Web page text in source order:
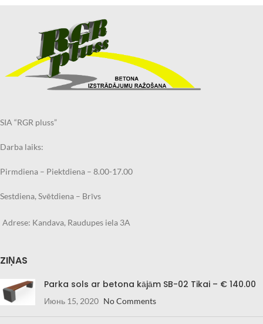
lūdzu izvēlieties “Saņemt
Kandavā” un piezīmēs
norādiet filiāli, kurā plāksnīti
vēlaties saņemt.
Pasūtīto piemiņas plāksnīti
iespējams arī saņemt Jūsu
norādītajā adresē ar kurjer
dienesta starpniecību.
2.nedēļām, atkarībā no
noslodzes.
Izveidojiet savu
ar mūsu jauno
maketēšanas rīku.
Pie pasūtījuma veikšanas lūdzu
izvēlieties “Saņemt Kandavā” un
SIA “RGR pluss”
Darba laiks:
Pirmdiena – Piektdiena – 8.00-17.00
Sestdiena, Svētdiena – Brīvs
Adrese: Kandava, Raudupes iela 3A
ZIŅAS
Parka sols ar betona kājām SB-02 Tikai – € 140.00
Июнь 15, 2020 No Comments